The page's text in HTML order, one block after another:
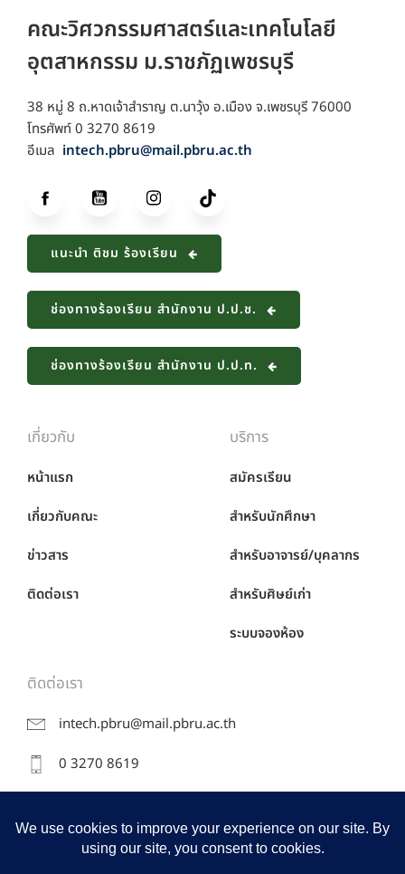
คณะวิศวกรรมศาสตร์และเทคโนโลยี
อุตสาหกรรม ม.ราชภัฏเพชรบุรี
38 หมู่ 8 ถ.หาดเจ้าสำราญ ต.นาวุ้ง อ.เมือง จ.เพชรบุรี 76000
โทรศัพท์ 0 3270 8619
อีเมล intech.pbru@mail.pbru.ac.th
แนะนำ ติชม ร้องเรียน
ช่องทางร้องเรียน สำนักงาน ป.ป.ช.
ช่องทางร้องเรียน สำนักงาน ป.ป.ท.
เกี่ยวกับ
หน้าแรก
เกี่ยวกับคณะ
ข่าวสาร
ติดต่อเรา
บริการ
สมัครเรียน
สำหรับนักศึกษา
สำหรับอาจารย์/บุคลากร
สำหรับศิษย์เก่า
ระบบจองห้อง
ติดต่อเรา
intech.pbru@mail.pbru.ac.th
0 3270 8619
76000